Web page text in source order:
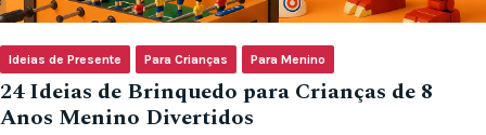
Ideias de Presente Para Crianças Para Menino
24 Ideias de Brinquedo para Crianças de 8
Anos Menino Divertidos